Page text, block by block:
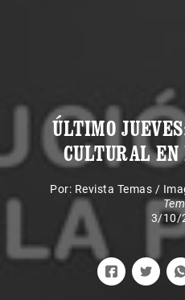
ÚLTIMO
CULTURAL
Por: Revista Temas /
3/10/